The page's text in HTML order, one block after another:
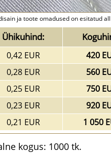
ja toote omadused on esitatud
Ühikuhind:
0,42 EUR
420
0,28 EUR
560
0,25 EUR
750
0,23 EUR
920
0,21 EUR 1 050
kogus: 1000 tk.